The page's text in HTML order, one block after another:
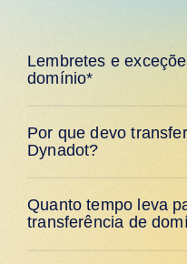
Lembretes e
domínio*
Por que devo
Dynadot?
Quanto tempo leva
transferência de